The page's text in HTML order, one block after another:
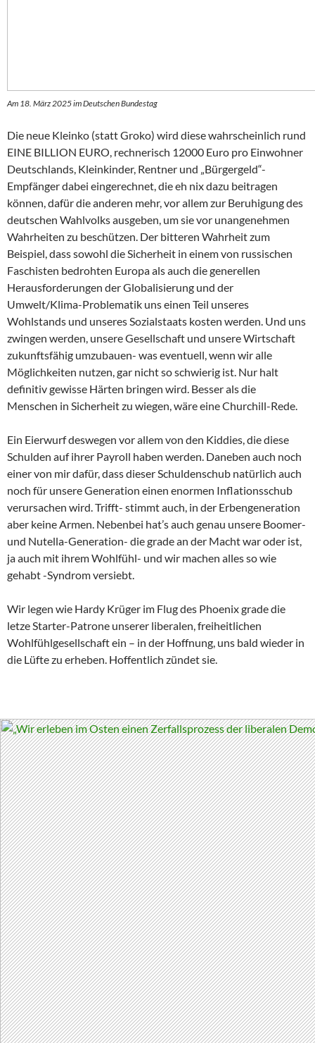
Am 18. März 2025 im Deutschen Bundestag
Die neue Kleinko (statt Groko) wird diese wahrscheinlich rund
EINE BILLION EURO, rechnerisch 12000 Euro pro Einwohner
Deutschlands, Kleinkinder, Rentner und „Bürgergeld“-
Empfänger dabei eingerechnet, die eh nix dazu beitragen
können, dafür die anderen mehr, vor allem zur Beruhigung des
deutschen Wahlvolks ausgeben, um sie vor unangenehmen
Wahrheiten zu beschützen. Der bitteren Wahrheit zum
Beispiel, dass sowohl die Sicherheit in einem von russischen
Faschisten bedrohten Europa als auch die generellen
Herausforderungen der Globalisierung und der
Umwelt/Klima-Problematik uns einen Teil unseres
Wohlstands und unseres Sozialstaats kosten werden. Und uns
zwingen werden, unsere Gesellschaft und unsere Wirtschaft
zukunftsfähig umzubauen- was eventuell, wenn wir alle
Möglichkeiten nutzen, gar nicht so schwierig ist. Nur halt
definitiv gewisse Härten bringen wird. Besser als die
Menschen in Sicherheit zu wiegen, wäre eine Churchill-Rede.
Ein Eierwurf deswegen vor allem von den Kiddies, die diese
Schulden auf ihrer Payroll haben werden. Daneben auch noch
einer von mir dafür, dass dieser Schuldenschub natürlich auch
noch für unsere Generation einen enormen Inflationsschub
verursachen wird. Trifft- stimmt auch, in der Erbengeneration
aber keine Armen. Nebenbei hat’s auch genau unsere Boomer-
und Nutella-Generation- die grade an der Macht war oder ist,
ja auch mit ihrem Wohlfühl- und wir machen alles so wie
gehabt -Syndrom versiebt.
Wir legen wie Hardy Krüger im Flug des Phoenix grade die
letze Starter-Patrone unserer liberalen, freiheitlichen
Wohlfühlgesellschaft ein – in der Hoffnung, uns bald wieder in
die Lüfte zu erheben. Hoffentlich zündet sie.